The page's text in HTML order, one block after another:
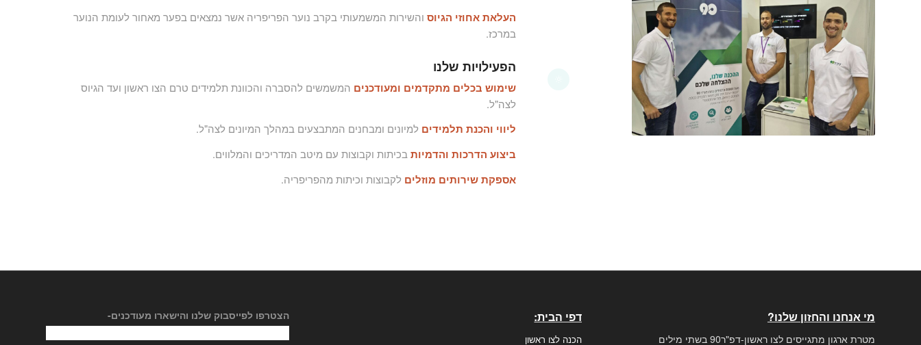
העלאת אחוזי הגיוסוהשירות המשמעותי בקרב נוער הפריפריה אשר נמצאים בפער מאחור לעומת הנוער
במרכז.
הפעילויות שלנו
שימוש בכלים מתקדמים ומעודכנים המשמשים להסברה והכוונת תלמידים טרם הצו ראשון ועד הגיוס
לצה"ל.
ליווי והכנת תלמידים למיונים ומבחנים המתבצעים במהלך המיונים לצה"ל.
ביצוע הדרכות והדמיותבכיתות וקבוצות עם מיטב המדריכים והמלווים.
אספקת שירותים מוזלים לקבוצות וכיתות מהפריפריה.
הצטרפו לפייסבוק שלנו והישארו מעודכנים- דפי הבית:
הכנה לצו ראשון
מי אנחנו והחזון שלנו?
מטרת ארגון מתגייסים לצו ראשון-דפ"ר90 בשתי מילים